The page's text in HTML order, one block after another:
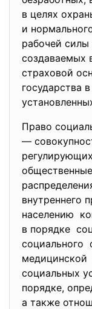
в целях
и
рабочей
создаваемых
страховой
государства
Право
—
внутреннего
населению
в порядке
социального
медицинской
социальных
порядке,
а также